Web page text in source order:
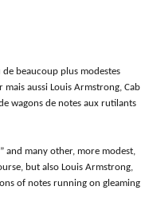
de beaucoup plus modestes
aussi Louis Armstrong, Cab
wagons de notes aux rutilants
and many other, more modest,
but also Louis Armstrong,
of notes running on gleaming